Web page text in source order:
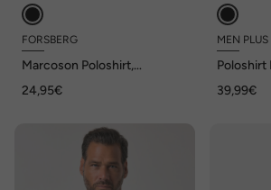
FORSBERG
Marcoson Poloshirt,
24,95€
MEN PLUS
Poloshirt
39,99€